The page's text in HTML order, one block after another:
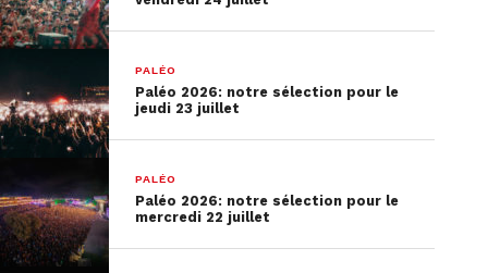
PALÉO
Paléo 2026: notre sélection pour le
jeudi 23 juillet
PALÉO
Paléo 2026: notre sélection pour le
mercredi 22 juillet